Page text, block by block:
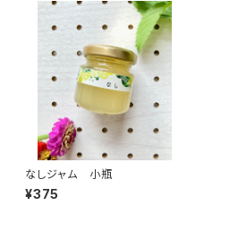
なしジャム 小瓶
¥375